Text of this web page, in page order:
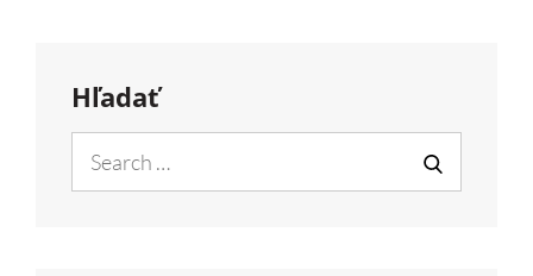
Hľadať
for:
SEARCH